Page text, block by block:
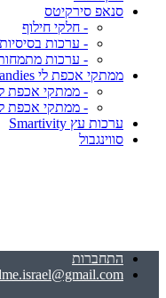
סנאפ סירקיטס
- חלקי חילוף
- ערכות בסיסיות
- ערכות
ממתקי אכפת לי Caring Candies
- ממתקי אכפת
- ממתקי אכפת
ערכות עץ Smartivity
סווינגבול
התחברות